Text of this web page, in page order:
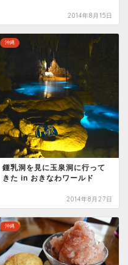
2014年8月15日
沖縄
鍾乳洞を見に玉泉洞に行って
きた in おきなわワールド
2014年8月27日
沖縄